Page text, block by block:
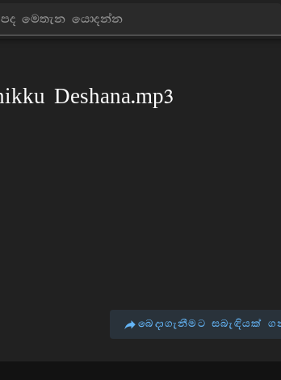
Deshana.mp3
බෙදාගැනීමට සබැඳියක්